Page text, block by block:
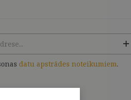
datu apstrādes noteikumiem.